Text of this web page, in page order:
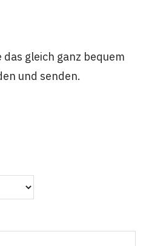
gleich ganz bequem
und senden.